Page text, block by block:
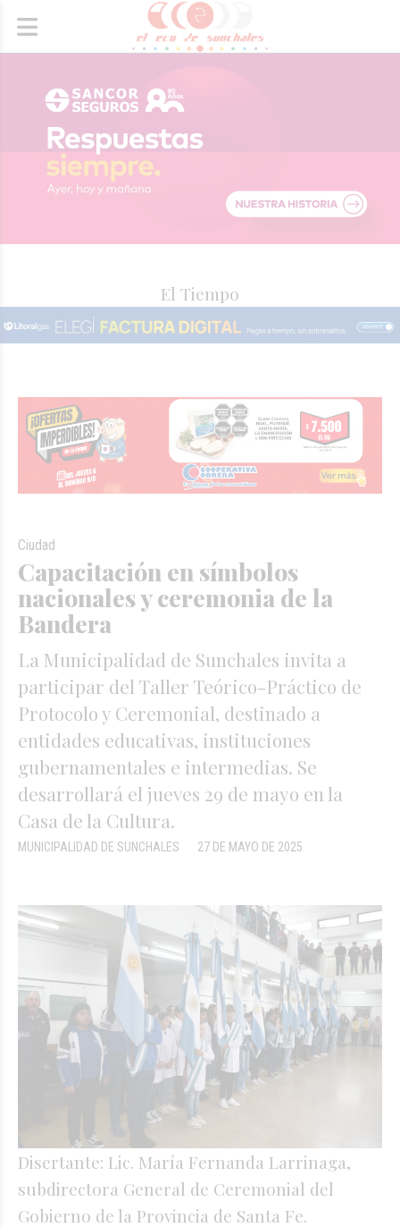
El Tiempo
Capacitación en símbolos
nacionales y ceremonia de la
Bandera
La Municipalidad de Sunchales invita a
participar del Taller Teórico-Práctico de
Protocolo y Ceremonial, destinado a
entidades educativas, instituciones
gubernamentales e intermedias. Se
desarrollará el jueves 29 de mayo en la
Casa de la Cultura.
Ciudad
27 DE MAYO DE 2025
MUNICIPALIDAD DE SUNCHALES
Disertante: Lic. María Fernanda Larrinaga,
subdirectora General de Ceremonial del
Gobierno de la Provincia de Santa Fe.